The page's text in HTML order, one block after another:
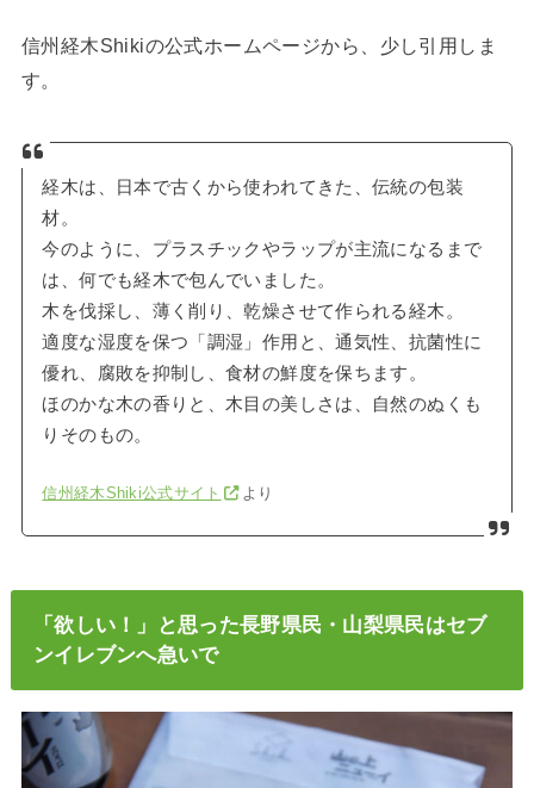
信州経木Shikiの公式ホームページから、少し引用しま
す。
経木は、日本で古くから使われてきた、伝統の包装
材。
今のように、プラスチックやラップが主流になるまで
は、何でも経木で包んでいました。
木を伐採し、薄く削り、乾燥させて作られる経木。
適度な湿度を保つ「調湿」作用と、通気性、抗菌性に
優れ、腐敗を抑制し、食材の鮮度を保ちます。
ほのかな木の香りと、木目の美しさは、自然のぬくも
りそのもの。
信州経木Shiki公式サイト より
「欲しい！」と思った長野県民・山梨県民はセブ
ンイレブンへ急いで